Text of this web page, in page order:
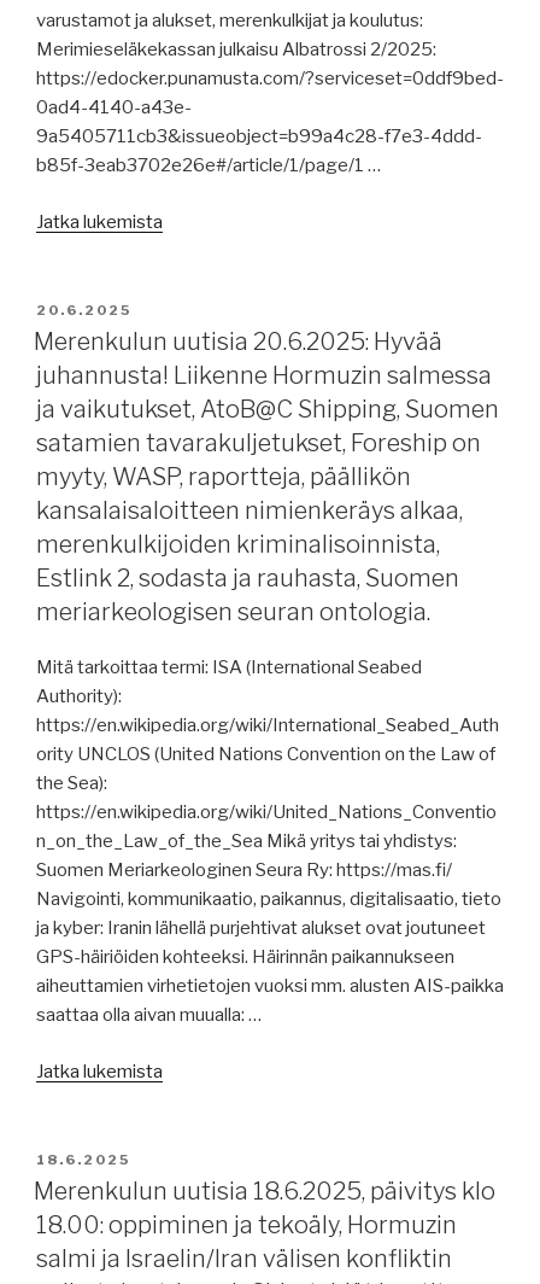
Tulli,
pakotteista,
sotavaaravakuutukset
nousussa,
HKC
tulee
varustamot ja alukset, merenkulkijat ja koulutus:
Merimieseläkekassan julkaisu Albatrossi 2/2025:
https://edocker.punamusta.com/?serviceset=0ddf9bed-
0ad4-4140-a43e-
9a5405711cb3&issueobject=b99a4c28-f7e3-4ddd-
b85f-3eab3702e26e#/article/1/page/1 …
Jatka lukemista
merenkulkijoiden
reilu
kohtelu,
Lähi-
Idän
konflikti
ja
Hormuzin
salmi,
merituulivoimasta,
pohjoinen
merireitti
Gasum
Pool,
toimia
Venäjän
varjolaivastoa
vastaan,
pakotteita,
merivakuutukset
Lähi-
romuksi.”
JULKAISTU
20.6.2025
Merenkulun uutisia 20.6.2025: Hyvää
juhannusta! Liikenne Hormuzin salmessa
ja vaikutukset, AtoB@C Shipping, Suomen
satamien tavarakuljetukset, Foreship on
myyty, WASP, raportteja, päällikön
kansalaisaloitteen nimienkeräys alkaa,
merenkulkijoiden kriminalisoinnista,
Estlink 2, sodasta ja rauhasta, Suomen
meriarkeologisen seuran ontologia.
Mitä tarkoittaa termi: ISA (International Seabed
Authority):
https://en.wikipedia.org/wiki/International_Seabed_Auth
ority UNCLOS (United Nations Convention on the Law of
the Sea):
https://en.wikipedia.org/wiki/United_Nations_Conventio
n_on_the_Law_of_the_Sea Mikä yritys tai yhdistys:
Suomen Meriarkeologinen Seura Ry: https://mas.fi/
Navigointi, kommunikaatio, paikannus, digitalisaatio, tieto
ja kyber: Iranin lähellä purjehtivat alukset ovat joutuneet
GPS-häiriöiden kohteeksi. Häirinnän paikannukseen
aiheuttamien virhetietojen vuoksi mm. alusten AIS-paikka
saattaa olla aivan muualla: …
Jatka lukemista
juhannusta!
Liikenne
Hormuzin
salmessa
JULKAISTU
18.6.2025
Merenkulun uutisia 18.6.2025, päivitys klo
18.00: oppiminen ja tekoäly, Hormuzin
salmi ja Israelin/Iran välisen konfliktin